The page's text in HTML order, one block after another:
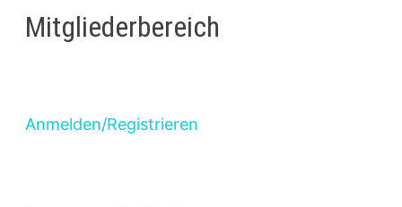
Mitgliederbereich
Anmelden/Registrieren